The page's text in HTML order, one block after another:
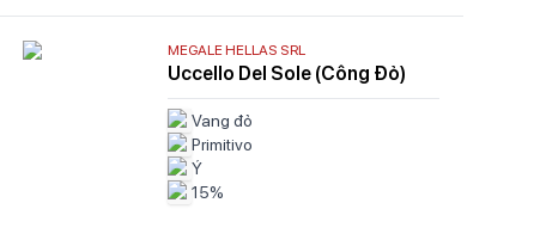
MEGALE HELLAS SRL
Uccello Del Sole (Công Đỏ)
Vang đỏ
Primitivo
Ý
15%